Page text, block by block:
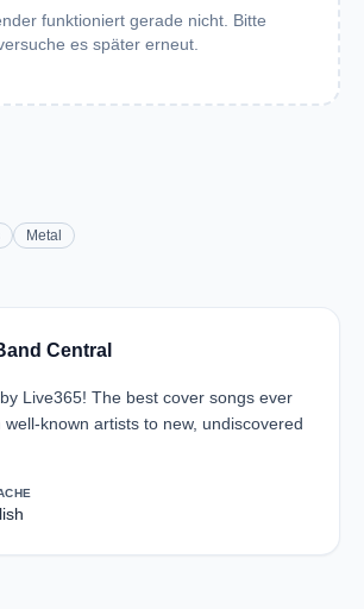
funktioniert gerade nicht. Bitte
es später erneut.
Metal
Central
Live365! The best cover songs ever
known artists to new, undiscovered